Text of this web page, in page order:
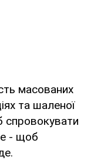
масованих
та шаленої
спровокувати
- щоб